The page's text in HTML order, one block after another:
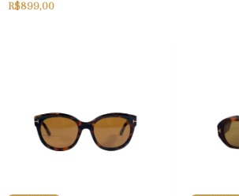
R$899,00